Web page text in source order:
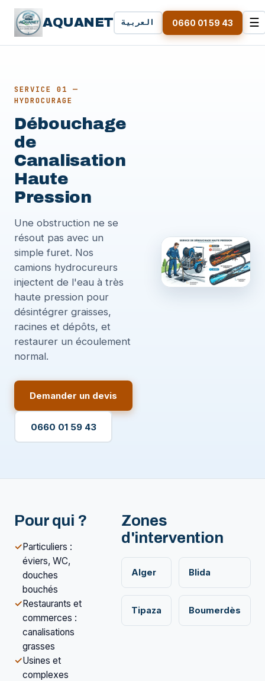
AQUANET العربية 0660 01 59 43 ☰
SERVICE 01 —
HYDROCURAGE
Débouchage
de
Canalisation
Haute
Pression
Une obstruction ne se
résout pas avec un
simple furet. Nos
camions hydrocureurs
injectent de l'eau à très
haute pression pour
désintégrer graisses,
racines et dépôts, et
restaurer un écoulement
normal.
Demander un devis
0660 01 59 43
Pour qui ?
✓Particuliers :
éviers, WC,
douches
bouchés
✓Restaurants et
commerces :
canalisations
grasses
✓Usines et
complexes
Zones
d'intervention
Alger Blida
Tipaza Boumerdès